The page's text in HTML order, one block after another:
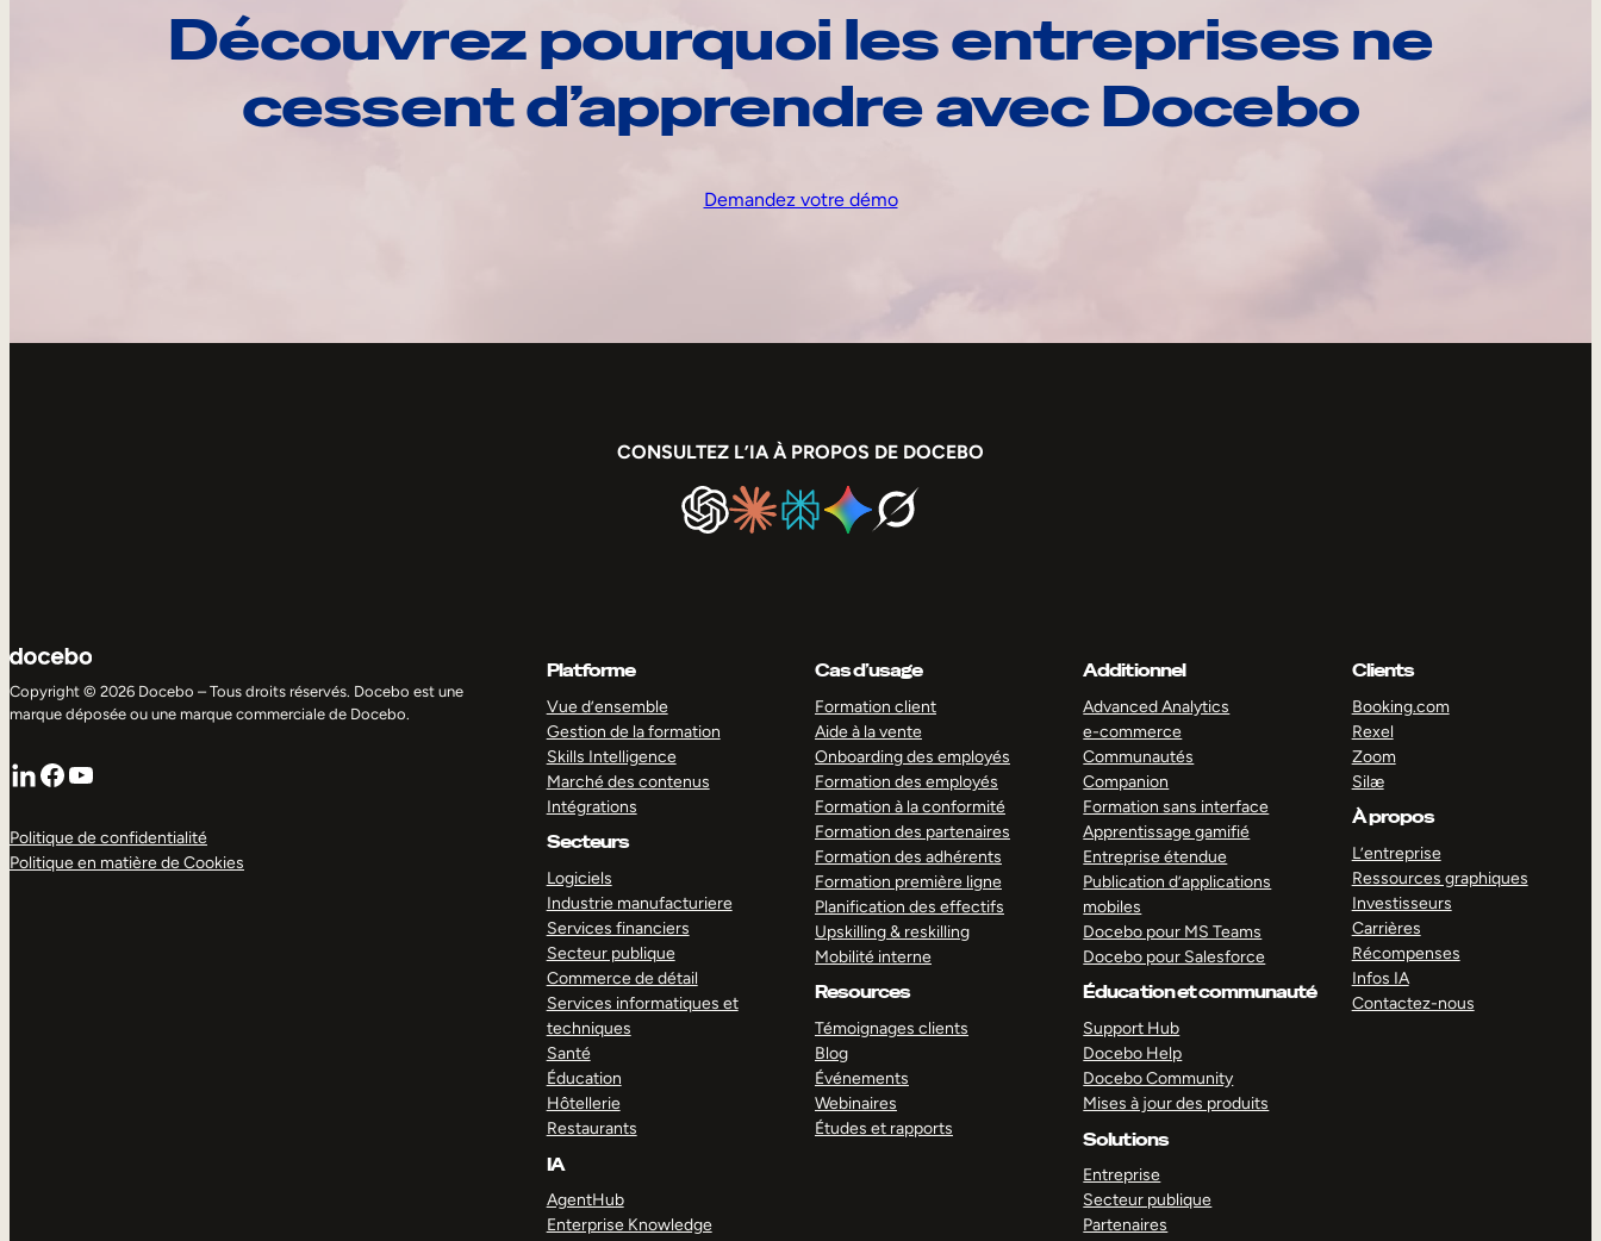
Découvrez pourquoi les entreprises ne
cessent d’apprendre avec Docebo
Demandez votre démo
CONSULTEZ L’IA À PROPOS DE DOCEBO
Copyright © 2026 Docebo – Tous droits réservés. Docebo est une
marque déposée ou une marque commerciale de Docebo.
LinkedIn
Facebook
YouTube
Politique de confidentialité
Politique en matière de Cookies
Platforme
Vue d’ensemble
Gestion de la formation
Skills Intelligence
Marché des contenus
Intégrations
Secteurs
Logiciels
Industrie manufacturiere
Services financiers
Secteur publique
Commerce de détail
Services informatiques et
techniques
Santé
Éducation
Hôtellerie
Restaurants
IA
AgentHub
Enterprise Knowledge
Cas d’usage
Formation client
Aide à la vente
Onboarding des employés
Formation des employés
Formation à la conformité
Formation des partenaires
Formation des adhérents
Formation première ligne
Planification des effectifs
Upskilling & reskilling
Mobilité interne
Resources
Témoignages clients
Blog
Événements
Webinaires
Études et rapports
Additionnel
Advanced Analytics
e-commerce
Communautés
Companion
Formation sans interface
Apprentissage gamifié
Entreprise étendue
Publication d’applications
mobiles
Docebo pour MS Teams
Docebo pour Salesforce
Éducation et communauté
Support Hub
Docebo Help
Docebo Community
Mises à jour des produits
Solutions
Entreprise
Secteur publique
Partenaires
Clients
Booking.com
Rexel
Zoom
Silæ
À propos
L’entreprise
Ressources graphiques
Investisseurs
Carrières
Récompenses
Infos IA
Contactez-nous